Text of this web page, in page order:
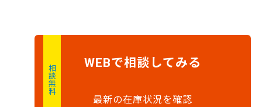
相談無料
WEBで相談 してみる
最新の在庫状況を確認